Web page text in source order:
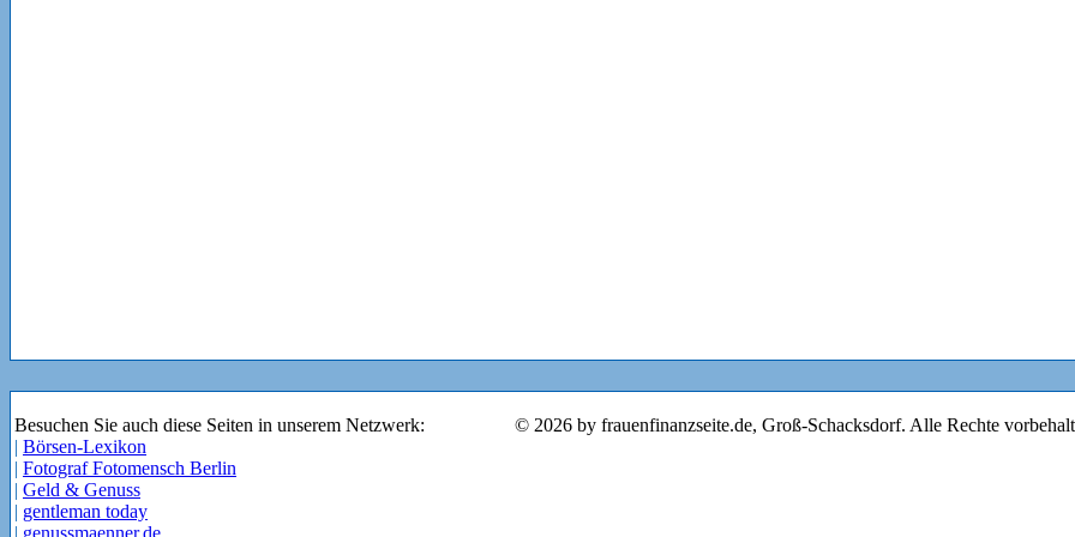
Besuchen Sie auch diese Seiten in unserem Netzwerk:
| Börsen-Lexikon
| Fotograf Fotomensch Berlin
| Geld & Genuss
| gentleman today
| genussmaenner.de
© 2026 by frauenfinanzseite.de, Groß-Schacksdorf. Alle Rechte